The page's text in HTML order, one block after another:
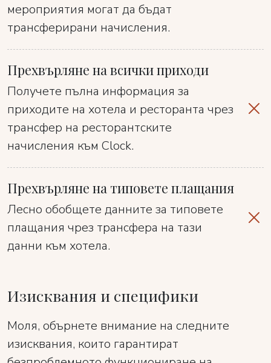
мероприятия могат да бъдат
трансферирани начисления.
Прехвърляне на всички приходи
Получете пълна информация за
приходите на хотела и ресторанта чрез
трансфер на ресторантските
начисления към Clock.
Прехвърляне на типовете плащания
Лесно обобщете данните за типовете
плащания чрез трансфера на тази
данни към хотела.
Изисквания и специфики
Моля, обърнете внимание на следните
изисквания, които гарантират